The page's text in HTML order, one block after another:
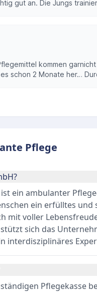
gut an. Die Jungs
kommen
schon 2 Monate her…
Pflege
ein ambulanter
ein erfülltes und
mit voller
sich das
interdisziplinäres
Pflegekasse